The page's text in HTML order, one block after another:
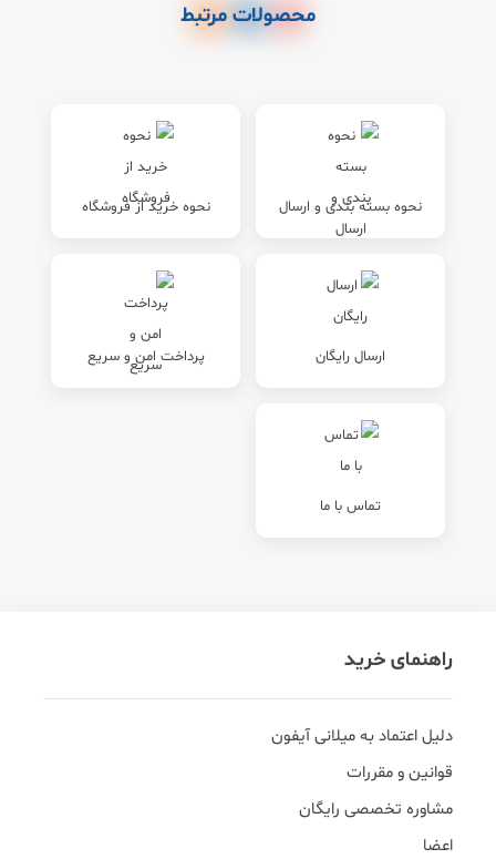
محصولات مرتبط
نحوه بسته بندی و ارسال نحوه خرید از فروشگاه
ارسال رایگان پرداخت امن و سریع
تماس با ما
راهنمای خرید
دلیل اعتماد به میلانی آیفون
قوانین و مقررات
مشاوره تخصصی رایگان
اعضا